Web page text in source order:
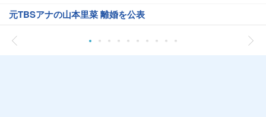
元TBSアナの山本里菜 離婚を公表